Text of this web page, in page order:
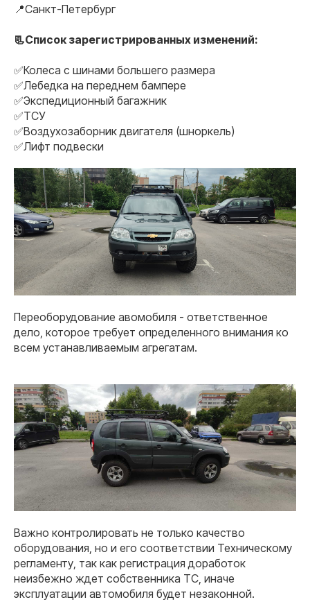
📍Санкт-Петербург
📃Список зарегистрированных изменений:
✅Колеса с шинами большего размера
✅Лебедка на переднем бампере
✅Экспедиционный багажник
✅ТСУ
✅Воздухозаборник двигателя (шноркель)
✅Лифт подвески
Переоборудование авомобиля - ответственное
дело, которое требует определенного внимания ко
всем устанавливаемым агрегатам.
Важно контролировать не только качество
оборудования, но и его соответствии Техническому
регламенту, так как регистрация доработок
неизбежно ждет собственника ТС, иначе
эксплуатации автомобиля будет незаконной.